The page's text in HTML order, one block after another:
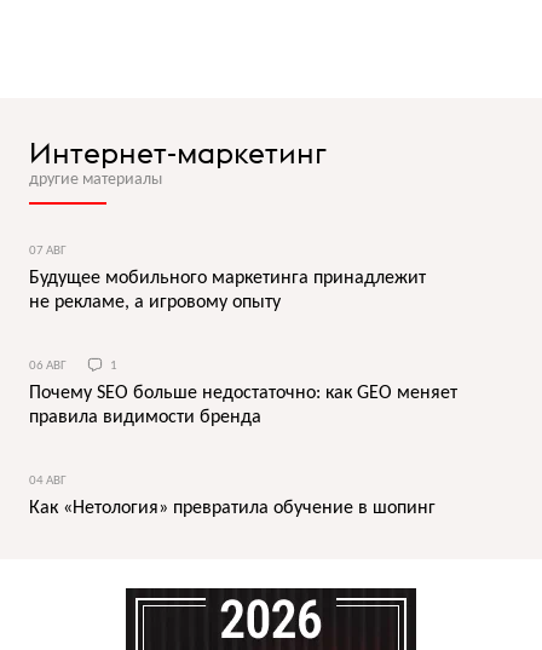
Интернет-маркетинг
другие материалы
07 АВГ
Будущее мобильного маркетинга принадлежит
не рекламе, а игровому опыту
06 АВГ 1
Почему SEO больше недостаточно: как GEO меняет
правила видимости бренда
04 АВГ
Как «Нетология» превратила обучение в шопинг